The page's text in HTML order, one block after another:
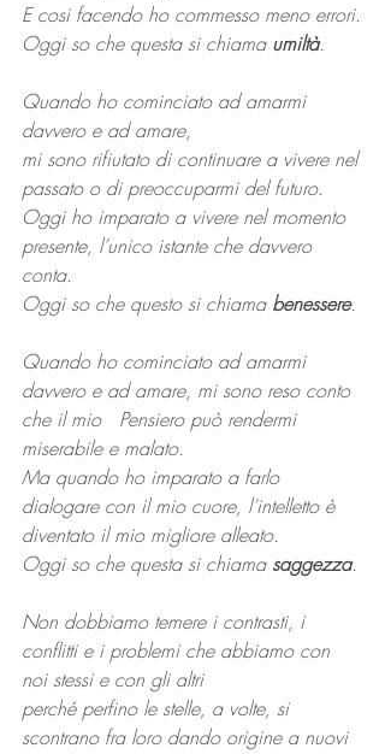
E cosi facendo ho commesso meno errori.
Oggi so che questa si chiama umiltà.
Quando ho cominciato ad amarmi
davvero e ad amare,
mi sono rifiutato di continuare a vivere nel
passato o di preoccuparmi del futuro.
Oggi ho imparato a vivere nel momento
presente, l’unico istante che davvero
conta.
Oggi so che questo si chiama benessere.
Quando ho cominciato ad amarmi
davvero e ad amare, mi sono reso conto
che il mio   Pensiero può rendermi
miserabile e malato.
Ma quando ho imparato a farlo
dialogare con il mio cuore, l’intelletto è
diventato il mio migliore alleato.
Oggi so che questa si chiama saggezza.
Non dobbiamo temere i contrasti, i
conflitti e i problemi che abbiamo con
noi stessi e con gli altri
perché perfino le stelle, a volte, si
scontrano fra loro dando origine a nuovi